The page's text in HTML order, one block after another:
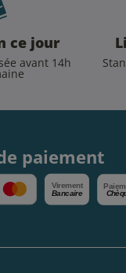
ce jour
avant 14h
paiement
Virement
Bancaire